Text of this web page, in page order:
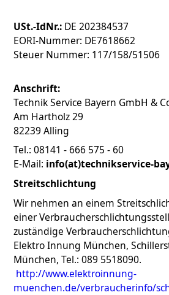
USt.-IdNr.: DE 202384537
EORI-Nummer: DE7618662
Steuer Nummer: 117/158/51506
Anschrift:
Technik Service Bayern GmbH &
Am Hartholz 29
82239 Alling
Tel.: 08141 - 666 575 - 60
E-Mail: info(at)technikservice-
Streitschlichtung
Wir nehmen an einem
einer
zuständige
Elektro Innung München,
München, Tel.: 089 5518090.
http://www.elektroinnung-
muenchen.de/verbraucherinfo/